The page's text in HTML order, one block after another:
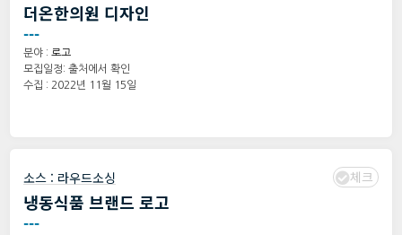
더온한의원 디자인
---
분야 : 로고
모집일정: 출처에서 확인
수집 : 2022년 11월 15일
소스 : 라우드소싱 체크
냉동식품 브랜드 로고
---